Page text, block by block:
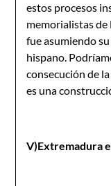
estos procesos
memorialistas de
fue asumiendo
hispano.
consecución de
es una
V)Extremadura